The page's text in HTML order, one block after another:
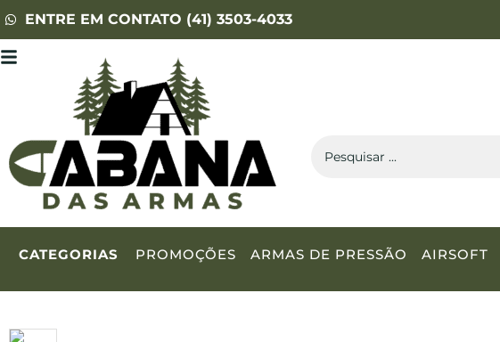
ENTRE EM CONTATO (41) 3503-4033
CATEGORIAS PROMOÇÕES ARMAS DE PRESSÃO AIRSOFT